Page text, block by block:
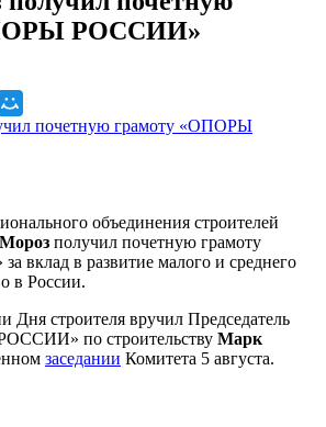
РОССИИ»
объединения строителей
получил почетную грамоту
в развитие малого и среднего
в России.
Дня строителя вручил Председатель
по строительству Марк
заседании Комитета 5 августа.